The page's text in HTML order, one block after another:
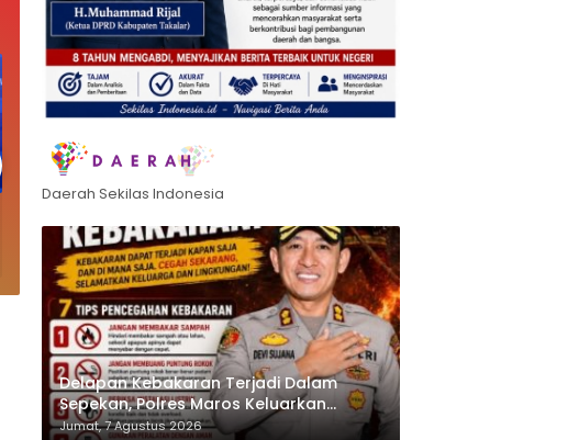
Daerah
Atas Kemenangan 2-0,
Pendukung Fadilah
Fahriana Ungguli Kubu
Hengky Yasin di Nobar
Semifinal Piala Dunia
2026
Daerah Sekilas Indonesia
Delapan Kebakaran Terjadi Dalam
Sepekan, Polres Maros Keluarkan
Imbauan kepada Masyarakat
Jumat, 7 Agustus 2026